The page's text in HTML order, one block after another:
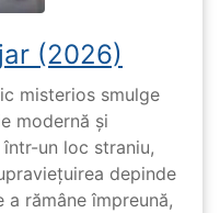
(2026)
misterios smulge
modernă și
un loc straniu,
depinde
rămâne împreună,